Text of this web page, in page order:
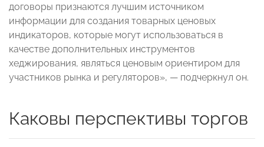
договоры признаются лучшим источником
информации для создания товарных ценовых
индикаторов, которые могут использоваться в
качестве дополнительных инструментов
хеджирования, являться ценовым ориентиром для
участников рынка и регуляторов», — подчеркнул он.
Каковы перспективы торгов